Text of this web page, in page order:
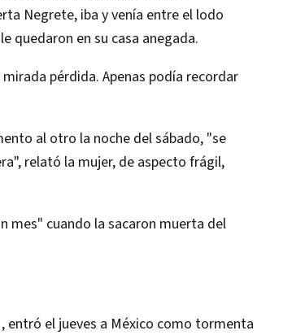
Negrete, iba y venía entre el lodo
quedaron en su casa anegada.
pérdida. Apenas podía recordar
al otro la noche del sábado, "se
relató la mujer, de aspecto frágil,
mes" cuando la sacaron muerta del
entró el jueves a México como tormenta